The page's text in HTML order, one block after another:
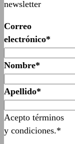
newsletter
Correo
electrónico*
Nombre*
Apellido*
Acepto términos
y condiciones.*